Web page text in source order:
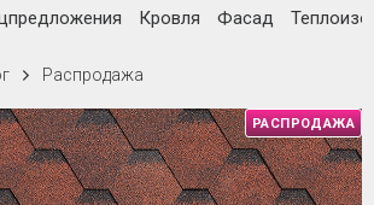
Кровля Фасад
Распродажа
РАСПРОДАЖА